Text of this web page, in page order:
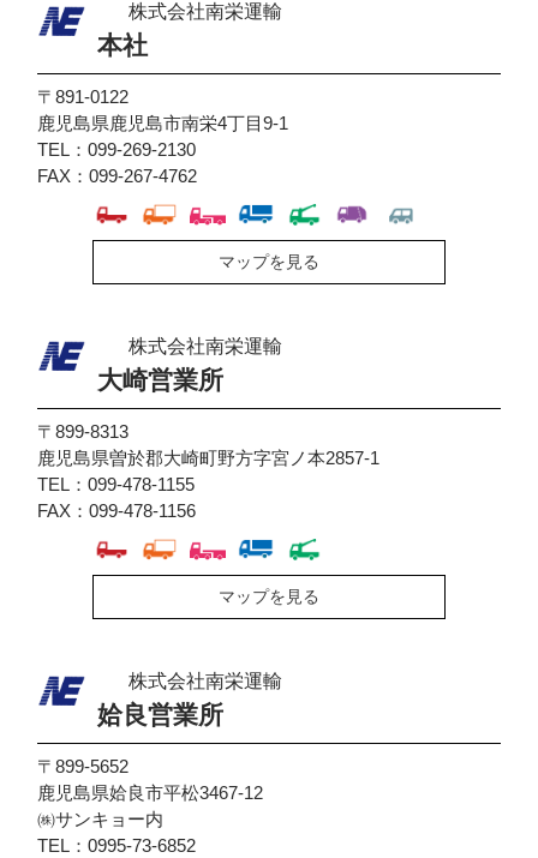
株式会社南栄運輸
本社
〒891-0122
鹿児島県鹿児島市南栄4丁目9-1
TEL：099-269-2130
FAX：099-267-4762
マップを見る
株式会社南栄運輸
大崎営業所
〒899-8313
鹿児島県曽於郡大崎町野方字宮ノ本2857-1
TEL：099-478-1155
FAX：099-478-1156
マップを見る
株式会社南栄運輸
姶良営業所
〒899-5652
鹿児島県姶良市平松3467-12
㈱サンキョー内
TEL：0995-73-6852